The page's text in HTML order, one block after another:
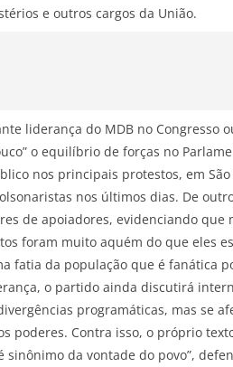
e outros cargos da União.
liderança do MDB no Congresso
o equilíbrio de forças no
nos principais protestos, em
nos últimos dias. De
de apoiadores, evidenciando
foram muito aquém do que eles
fatia da população que é fanática
o partido ainda discutirá
programáticas, mas se
poderes. Contra isso, o próprio
sinônimo da vontade do povo”,